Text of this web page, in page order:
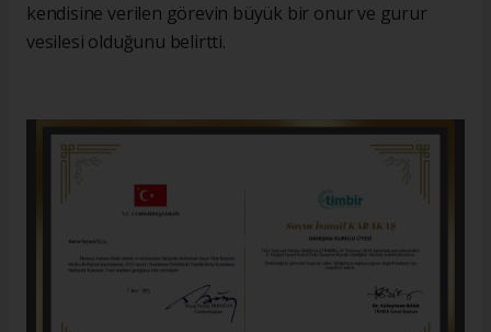
kendisine verilen görevin büyük bir onur ve gurur
vesilesi olduğunu belirtti.